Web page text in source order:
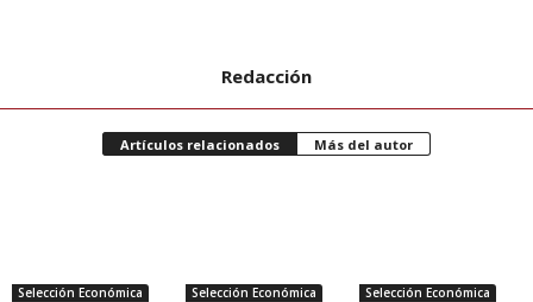
Redacción
Artículos relacionados Más del autor
Selección Económica Selección Económica Selección Económica